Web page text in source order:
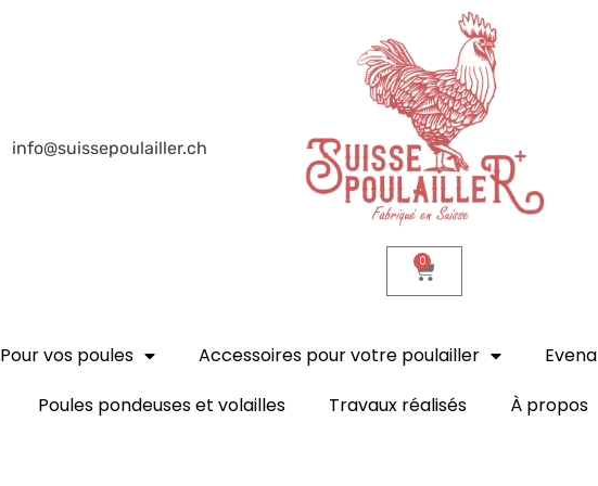
info@suissepoulailler.ch
0
Pour vos poules Accessoires pour votre poulailler Evena
Poules pondeuses et volailles Travaux réalisés À propos